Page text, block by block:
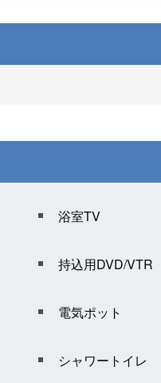
浴室TV
持込用DVD/VTR
電気ポット
シャワートイレ